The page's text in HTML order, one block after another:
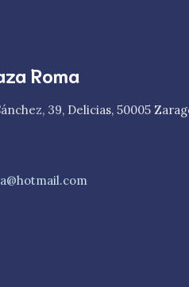
Roma
39, Delicias, 50005